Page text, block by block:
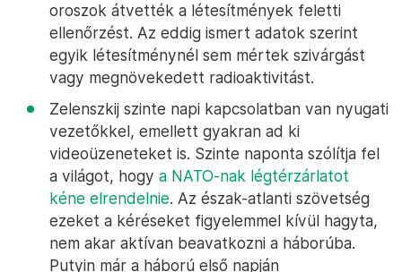
oroszok átvették a létesítmények feletti
ellenőrzést. Az eddig ismert adatok szerint
egyik létesítménynél sem mértek szivárgást
vagy megnövekedett radioaktivitást.
Zelenszkij szinte napi kapcsolatban van nyugati
vezetőkkel, emellett gyakran ad ki
videoüzeneteket is. Szinte naponta szólítja fel
a világot, hogy a NATO-nak légtérzárlatot
kéne elrendelnie. Az észak-atlanti szövetség
ezeket a kéréseket figyelemmel kívül hagyta,
nem akar aktívan beavatkozni a háborúba.
Putyin már a háború első napján